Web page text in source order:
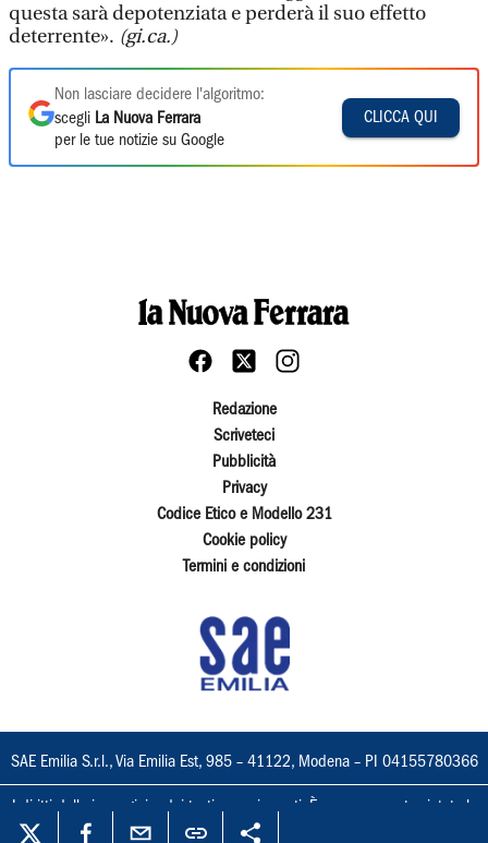
questa sarà depotenziata e perderà il suo effetto
deterrente». (gi.ca.)
Non lasciare decidere l'algoritmo:
scegli La Nuova Ferrara
per le tue notizie su Google
CLICCA QUI
Redazione
Scriveteci
Pubblicità
Privacy
Codice Etico e Modello 231
Cookie policy
Termini e condizioni
SAE Emilia S.r.l., Via Emilia Est, 985 – 41122, Modena – PI 04155780366
I diritti delle immagini e dei testi sono riservati. È espressamente vietata la
loro riproduzione con qualsiasi mezzo e l'adattamento totale o parziale.